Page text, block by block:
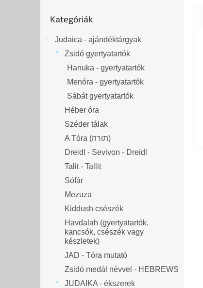
átugrása
Kategóriák
Judaica - ajándéktárgyak
Zsidó gyertyatartók
Hanuka - gyertyatartók
Menóra - gyertyatartók
Sábát gyertyatartók
Héber óra
Széder tálak
A Tóra (תורה)
Dreidl - Sevivon - Dreidl
Talit - Tallit
Sófár
Mezuza
Kiddush csészék
Havdalah (gyertyatartók,
kancsók, csészék vagy
készletek)
JAD - Tóra mutató
Zsidó medál névvel - HEBREWS
JUDAIKA - ékszerek